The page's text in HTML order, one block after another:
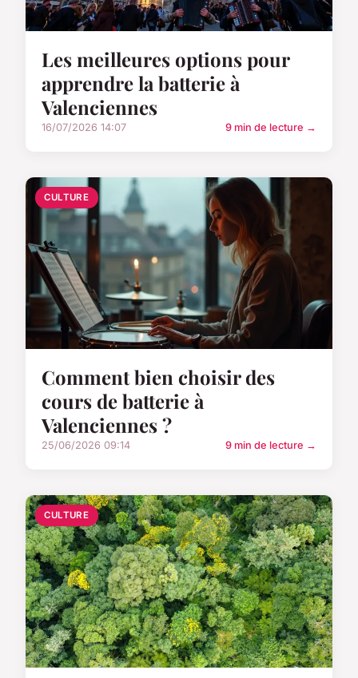
Les meilleures options pour
apprendre la batterie à
Valenciennes
16/07/2026 14:07 9 min de lecture →
CULTURE
Comment bien choisir des
cours de batterie à
Valenciennes ?
25/06/2026 09:14 9 min de lecture →
CULTURE